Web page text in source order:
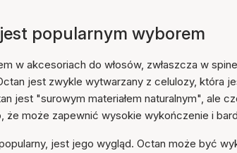
popularnym wyborem
w akcesoriach do włosów, zwłaszcza w
jest zwykle wytwarzany z celulozy, która
jest "surowym materiałem naturalnym", ale
że może zapewnić wysokie wykończenie i
jest jego wygląd. Octan może być